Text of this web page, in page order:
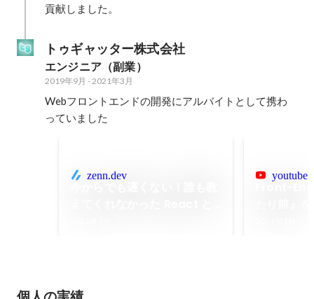
貢献しました。
トゥギャッター株式会社
エンジニア（副業）
2019年9月 -2021年3月
Webフロントエンドの開発にアルバイトとして携わ
っていました
zenn.dev